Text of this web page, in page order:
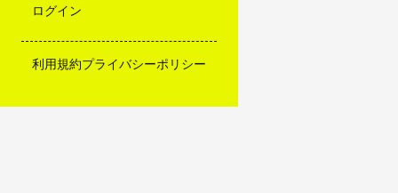
ログイン
利用規約プライバシーポリシー